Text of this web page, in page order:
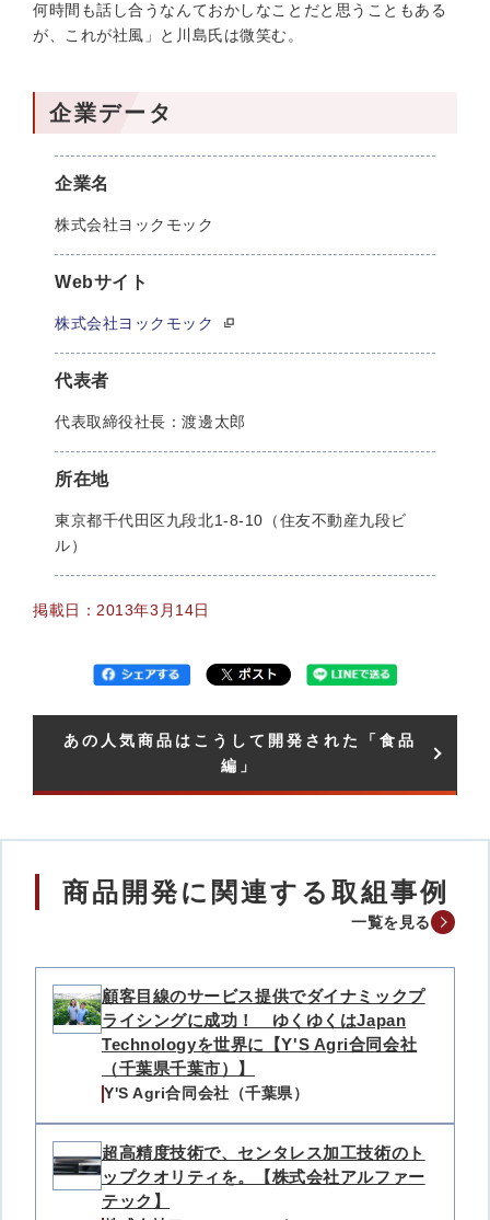
何時間も話し合うなんておかしなことだと思うこともある
が、これが社風」と川島氏は微笑む。
企業データ
企業名
株式会社ヨックモック
Webサイト
株式会社ヨックモック
代表者
代表取締役社長：渡邊太郎
所在地
東京都千代田区九段北1-8-10（住友不動産九段ビ
ル）
掲載日：2013年3月14日
あの人気商品はこうして開発された「食品
編」​
商品開発に関連する取組事例
一覧を見る
顧客目線のサービス提供でダイナミックプ
ライシングに成功！ ゆくゆくはJapan
Technologyを世界に【Y'S Agri合同会社
（千葉県千葉市）】
Y'S Agri合同会社（千葉県）
超高精度技術で、センタレス加工技術のト
ップクオリティを。【株式会社アルファー
テック】